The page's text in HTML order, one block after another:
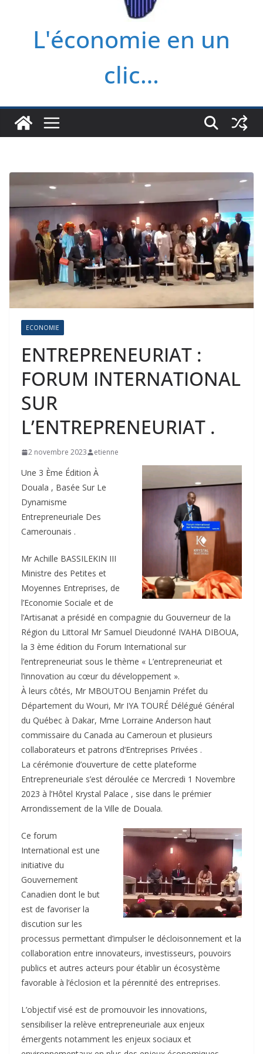
L'économie en un
clic…
ECONOMIE
ENTREPRENEURIAT :
FORUM INTERNATIONAL
SUR
L’ENTREPRENEURIAT .
2 novembre 2023 etienne
Une 3 Ème Édition À
Douala , Basée Sur Le
Dynamisme
Entrepreneuriale Des
Camerounais .
Mr Achille BASSILEKIN III
Ministre des Petites et
Moyennes Entreprises, de
l’Economie Sociale et de
l’Artisanat a présidé en compagnie du Gouverneur de la
Région du Littoral Mr Samuel Dieudonné IVAHA DIBOUA,
la 3 ème édition du Forum International sur
l’entrepreneuriat sous le thème « L’entrepreneuriat et
l’innovation au cœur du développement ».
À leurs côtés, Mr MBOUTOU Benjamin Préfet du
Département du Wouri, Mr IYA TOURÉ Délégué Général
du Québec à Dakar, Mme Lorraine Anderson haut
commissaire du Canada au Cameroun et plusieurs
collaborateurs et patrons d’Entreprises Privées .
La cérémonie d’ouverture de cette plateforme
Entrepreneuriale s’est déroulée ce Mercredi 1 Novembre
2023 à l’Hôtel Krystal Palace , sise dans le prémier
Arrondissement de la Ville de Douala.
Ce forum
International est une
initiative du
Gouvernement
Canadien dont le but
est de favoriser la
discution sur les
processus permettant d’impulser le décloisonnement et la
collaboration entre innovateurs, investisseurs, pouvoirs
publics et autres acteurs pour établir un écosystème
favorable à l’éclosion et la pérennité des entreprises.
L’objectif visé est de promouvoir les innovations,
sensibiliser la relève entrepreneuriale aux enjeux
émergents notamment les enjeux sociaux et